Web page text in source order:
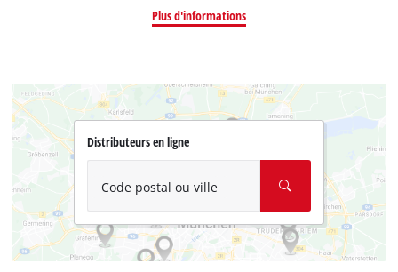
Plus d'informations
Distributeurs en ligne
Code postal ou ville